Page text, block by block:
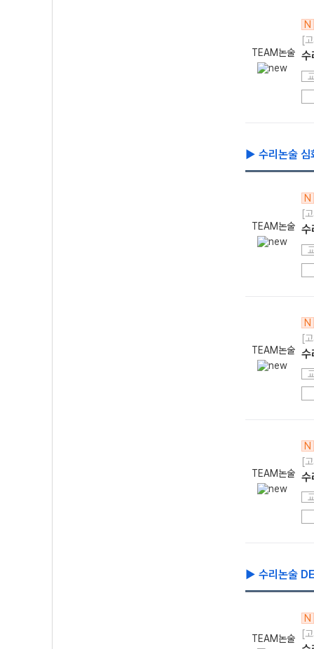
TEAM논술
N
[
수
▶ 수리논술 심
TEAM논술
N
[
수
TEAM논술
N
[
수
TEAM논술
N
[
수
▶ 수리논술
TEAM논술
N
[